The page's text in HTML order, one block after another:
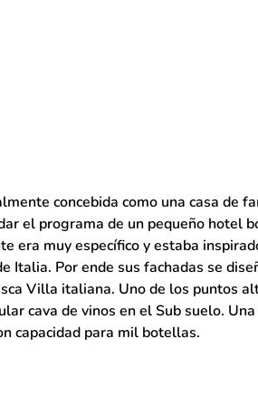
concebida como una casa de
el programa de un pequeño hotel
era muy específico y estaba
Italia. Por ende sus fachadas se
Villa italiana. Uno de los puntos
cava de vinos en el Sub suelo.
capacidad para mil botellas.